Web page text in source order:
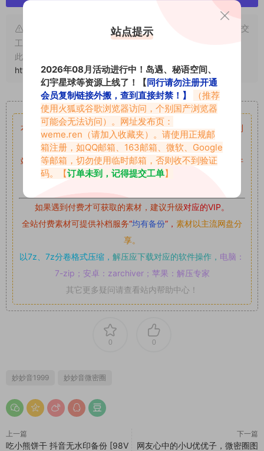
申明：本文资源均来源网友分享，若侵犯了您的权限可以提交
工单处理。
此外本文章皆属于原创文章，转载请注明出处！原文链接：
https://abcjyw.com/2184.html
重要声明
本站资源均来自网络分享，如有侵犯你的权益请私信留言
收到
留言后，我们会第一时间进行审核后删除。
站内资源为网友个人学习或测试研究使用，未经原版权作者许
可,禁止用于任何商业途径！请在下载24小时内删除！
如果遇到付费才可获取的素材，建议升级对应的VIP。
全站付费素材可提供补档服务“均有备份”， 素材以主流网盘分
享。
以7z、7z分卷格式压缩， 解压应下载对应的软件操作， 电脑：
7-zip；安卓：zarchiver；苹果：解压专家
其它更多疑问请查看站内帮助中心！
0 0
妙妙音1999 妙妙音微密圈
上一篇
吃小熊饼干 抖音无水印备份 [98V
下一篇
网友心中的小U优优子，微密圈图
站点提示
2026年08月活动进行中！岛遇、秘语空间、
幻宇星球等资源上线了！【同行请勿注册开通
会员复制链接外搬，查到直接封禁！】
（推荐
使用火狐或谷歌浏览器访问，个别国产浏览器
可能会无法访问）。网址发布页：
weme.ren （请加入收藏夹）。请使用正规邮
箱注册，如QQ邮箱、163邮箱、微软、Google
等邮箱，切勿使用临时邮箱，否则收不到验证
码。【订单未到，记得提交工单】